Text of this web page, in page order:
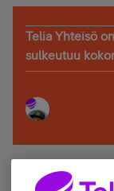
Telia Yhteisö
sulkeutuu